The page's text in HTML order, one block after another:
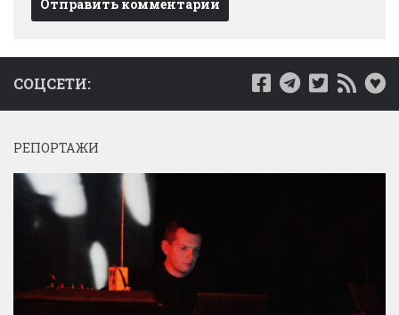
СОЦСЕТИ:
РЕПОРТАЖИ